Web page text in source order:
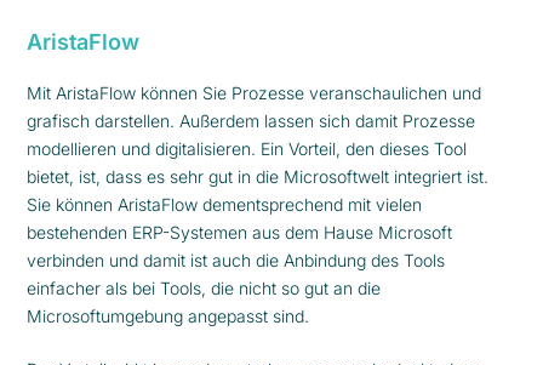
AristaFlow
Mit AristaFlow können Sie Prozesse veranschaulichen und
grafisch darstellen. Außerdem lassen sich damit Prozesse
modellieren und digitalisieren. Ein Vorteil, den dieses Tool
bietet, ist, dass es sehr gut in die Microsoftwelt integriert ist.
Sie können AristaFlow dementsprechend mit vielen
bestehenden ERP-Systemen aus dem Hause Microsoft
verbinden und damit ist auch die Anbindung des Tools
einfacher als bei Tools, die nicht so gut an die
Microsoftumgebung angepasst sind.